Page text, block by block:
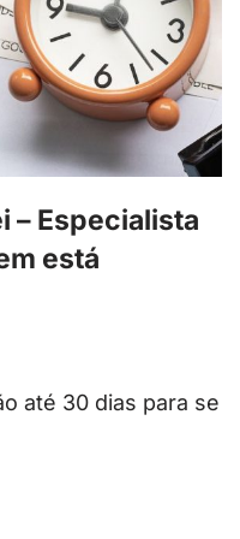
– Especialista
está
até 30 dias para se